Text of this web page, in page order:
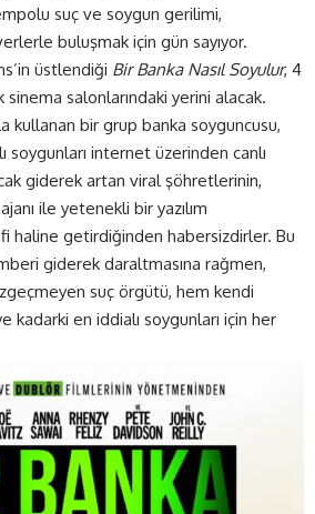
suç ve soygun gerilimi,
buluşmak için gün sayıyor.
’in üstlendiği Bir Banka Nasıl Soyulur, 4
salonlarındaki yerini alacak.
kullanan bir grup banka soyguncusu,
internet üzerinden canlı
giderek artan viral şöhretlerinin,
ile yetenekli bir yazılım
haline getirdiğinden habersizdirler. Bu
giderek daraltmasına rağmen,
suç örgütü, hem kendi
kadarki en iddialı soygunları için her